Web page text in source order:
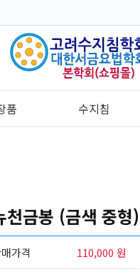
품 수지침
천금봉 (금색 중형)
가격 110,000 원